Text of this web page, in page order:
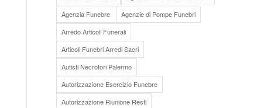
Agenzia Funebre
Agenzie di Pompe Funebri
Arredo Articoli Funerali
Articoli Funebri Arredi Sacri
Autisti Necrofori Palermo
Autorizzazione Esercizio Funebre
Autorizzazione Riunione Resti